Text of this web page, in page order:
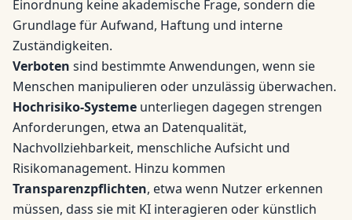
Einordnung keine akademische Frage, sondern die
Grundlage für Aufwand, Haftung und interne
Zuständigkeiten.
Verboten sind bestimmte Anwendungen, wenn sie
Menschen manipulieren oder unzulässig überwachen.
Hochrisiko-Systeme unterliegen dagegen strengen
Anforderungen, etwa an Datenqualität,
Nachvollziehbarkeit, menschliche Aufsicht und
Risikomanagement. Hinzu kommen
Transparenzpflichten, etwa wenn Nutzer erkennen
müssen, dass sie mit KI interagieren oder künstlich